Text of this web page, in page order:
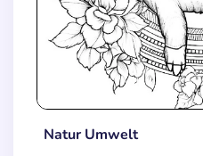
Natur Umwelt